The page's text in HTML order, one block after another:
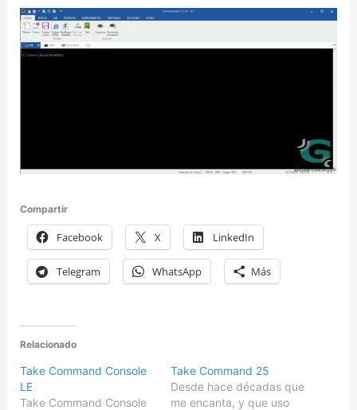
Compartir
Facebook X LinkedIn
Telegram WhatsApp Más
Relacionado
Take Command Console
LE
Take Command Console
Take Command 25
Desde hace décadas que
me encanta, y que uso